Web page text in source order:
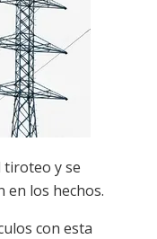
tiroteo y se
en los hechos.
con esta